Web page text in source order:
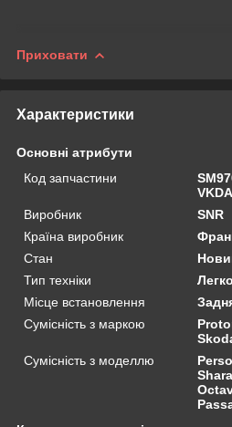
Приховати
Характеристики
Основні атрибути
Код запчастини
Виробник
SNR
Країна виробник
Стан
Тип техніки
Місце встановлення
Сумісність з маркою
Сумісність з моделлю